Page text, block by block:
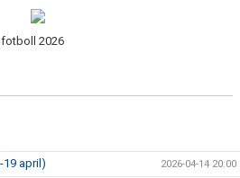
2026
19 april) 2026-04-14 20:00